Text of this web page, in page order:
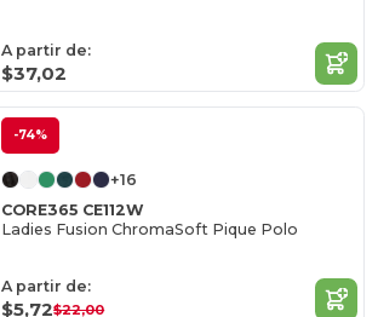
A partir de:
$37,02
-74%
+16
CORE365 CE112W
Ladies Fusion ChromaSoft Pique Polo
A partir de:
$5,72$22,00